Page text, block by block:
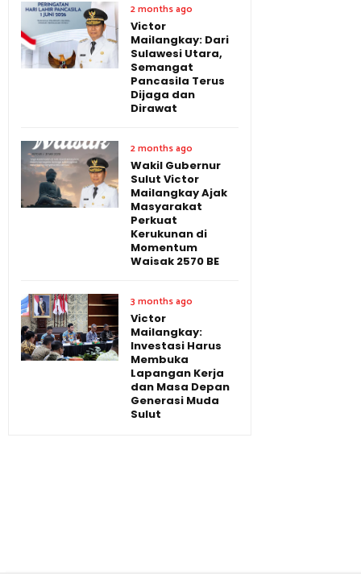
2 months ago
Victor
Mailangkay: Dari
Sulawesi Utara,
Semangat
Pancasila Terus
Dijaga dan
Dirawat
2 months ago
Wakil Gubernur
Sulut Victor
Mailangkay Ajak
Masyarakat
Perkuat
Kerukunan di
Momentum
Waisak 2570 BE
3 months ago
Victor
Mailangkay:
Investasi Harus
Membuka
Lapangan Kerja
dan Masa Depan
Generasi Muda
Sulut